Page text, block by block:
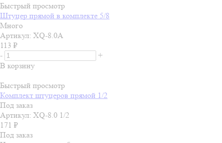
Быстрый просмотр
Штуцер прямой в комплекте 5/8
Много
Артикул: XQ-8.0A
113 ₽
-
+
В корзину
Быстрый просмотр
Комплект штуцеров прямой 1/2
Под заказ
Артикул: XQ-8.0 1/2
171 ₽
Под заказ